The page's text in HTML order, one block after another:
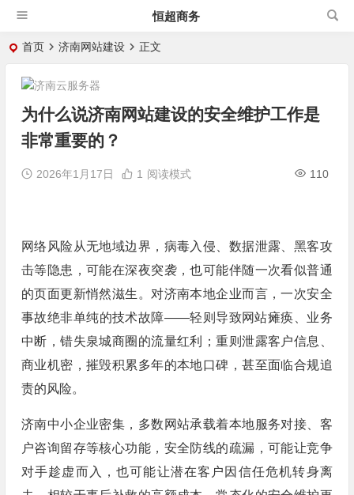
恒超商务
首页 济南网站建设 正文
为什么说济南网站建设的安全维护工作是
非常重要的？
2026年1月17日 110
1 阅读模式
网络风险从无地域边界，病毒入侵、数据泄露、黑客攻
击等隐患，可能在深夜突袭，也可能伴随一次看似普通
的页面更新悄然滋生。对济南本地企业而言，一次安全
事故绝非单纯的技术故障——轻则导致网站瘫痪、业务
中断，错失泉城商圈的流量红利；重则泄露客户信息、
商业机密，摧毁积累多年的本地口碑，甚至面临合规追
责的风险。
济南中小企业密集，多数网站承载着本地服务对接、客
户咨询留存等核心功能，安全防线的疏漏，可能让竞争
对手趁虚而入，也可能让潜在客户因信任危机转身离